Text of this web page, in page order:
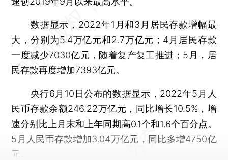
数据显示，2022年1月和3月居民存款增幅最
大，分别为5.4万亿元和2.7万亿元；4月居民存款
一度减少7030亿元，随着复产复工推进；5月，居
民存款再度增加7393亿元。
央行6月10日公布的数据显示，2022年5月人
民币存款余额246.22万亿元，同比增长10.5%，增
速分别比上月末和上年同期高0.1个和1.6个百分点。
5月人民币存款增加3.04万亿元，同比多增4750亿
元。